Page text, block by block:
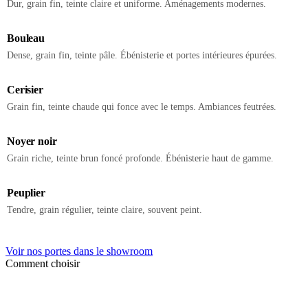
Dur, grain fin, teinte claire et uniforme. Aménagements modernes.
Bouleau
Dense, grain fin, teinte pâle. Ébénisterie et portes intérieures épurées.
Cerisier
Grain fin, teinte chaude qui fonce avec le temps. Ambiances feutrées.
Noyer noir
Grain riche, teinte brun foncé profonde. Ébénisterie haut de gamme.
Peuplier
Tendre, grain régulier, teinte claire, souvent peint.
Voir nos portes dans le showroom
Comment choisir